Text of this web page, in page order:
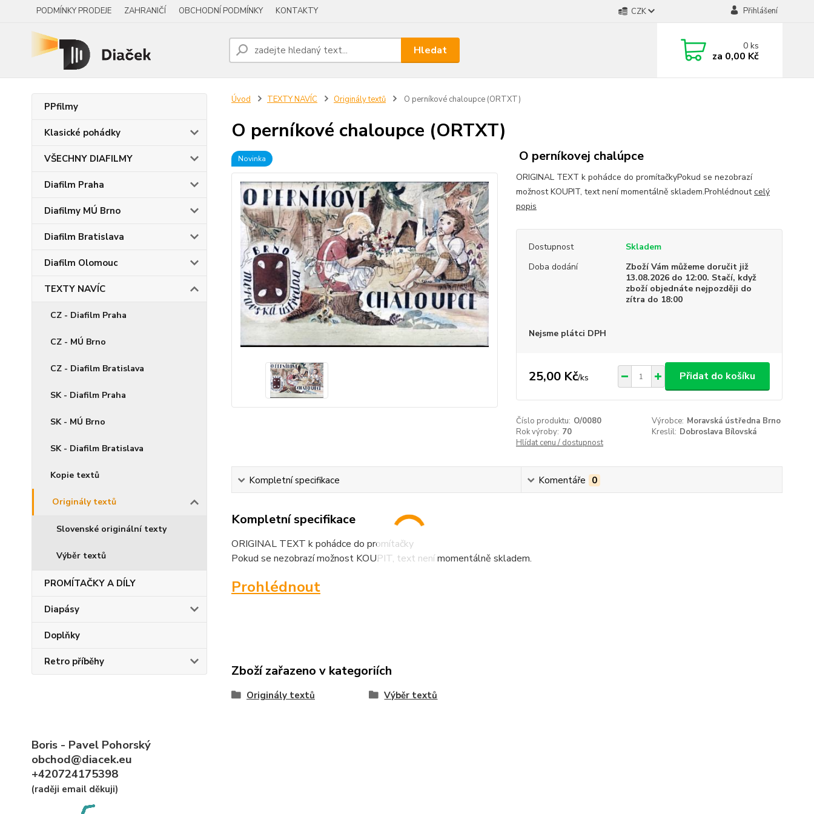
PODMÍNKY PRODEJE ZAHRANIČÍ OBCHODNÍ PODMÍNKY KONTAKTY CZK Přihlášení
Hledat 0ks
za 0,00 Kč
PPfilmy
Klasické pohádky
VŠECHNY DIAFILMY
Diafilm Praha
Diafilmy MÚ Brno
Diafilm Bratislava
Diafilm Olomouc
TEXTY NAVÍC
CZ - Diafilm Praha
CZ - MÚ Brno
CZ - Diafilm Bratislava
SK - Diafilm Praha
SK - MÚ Brno
SK - Diafilm Bratislava
Kopie textů
Originály textů
Slovenské originální texty
Výběr textů
PROMÍTAČKY A DÍLY
Diapásy
Doplňky
Retro příběhy
Boris - Pavel Pohorský
obchod@diacek.eu
+420724175398
(raději email děkuji)
Úvod TEXTY NAVÍC Originály textů O perníkové chaloupce (ORTXT)
O perníkové chaloupce (ORTXT)
Novinka O perníkovej chalúpce
ORIGINAL TEXT k pohádce do promítačkyPokud se nezobrazí
možnost KOUPIT, text není momentálně skladem.Prohlédnoutcelý
popis
Dostupnost
Skladem
Doba dodání
Zboží Vám můžeme doručit již
13.08.2026 do 12:00. Stačí, když
zboží objednáte nejpozději do
zítra do 18:00
Nejsme plátci DPH
25,00 Kč/ks Přidat do košíku
Číslo produktu: O/0080 Výrobce: Moravská ústředna Brno
Rok výroby: 70 Kreslil: Dobroslava Bílovská
Hlídat cenu / dostupnost
Kompletní specifikace Komentáře 0
Kompletní specifikace
ORIGINAL TEXT k pohádce do promítačky
Pokud se nezobrazí možnost KOUPIT, text není momentálně skladem.
Prohlédnout
Zboží zařazeno v kategoriích
Originály textů Výběr textů